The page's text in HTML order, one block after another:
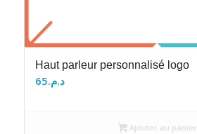
Haut parleur personnalisé logo
د.م.65
Ajouter au panier